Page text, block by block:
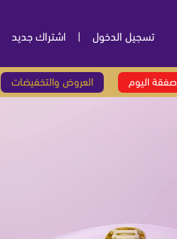
تسجيل الدخول | اشتراك جديد
صفقة اليوم العروض والتخفيضات